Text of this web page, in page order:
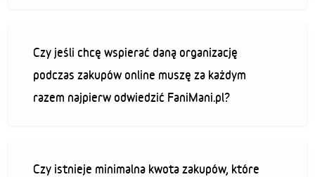
Czy jeśli chcę wspierać daną organizację
podczas zakupów online muszę za każdym
razem najpierw odwiedzić FaniMani.pl?
Czy istnieje minimalna kwota zakupów, które